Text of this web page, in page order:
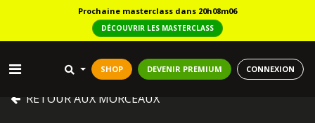
Prochaine masterclass dans 20h08m05
DÉCOUVRIR LES MASTERCLASS
SHOP DEVENIR PREMIUM CONNEXION
RETOUR AUX MORCEAUX